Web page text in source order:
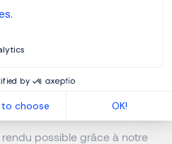
vers un
clientèle en phase avec ses
semaines plus tard, il était en
plus stratégique et une
possible grâce à notre